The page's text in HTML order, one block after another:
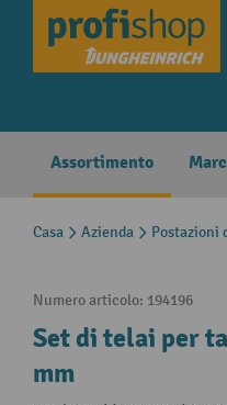
Skip to main
Assortimento
Casa Azienda Postazioni
Numero articolo: 194196
Set di telai per
mm